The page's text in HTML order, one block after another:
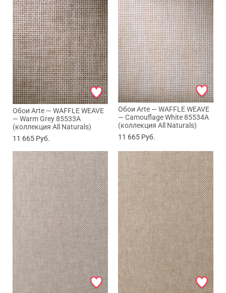
Обои Arte — WAFFLE WEAVE
— Warm Grey 85533A
(коллекция All Naturals)
11 665 Руб.
Обои Arte — WAFFLE WEAVE
— Camouflage White 85534A
(коллекция All Naturals)
11 665 Руб.